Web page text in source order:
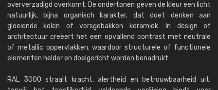
oververzadigd overkomt. De ondertonen geven de kleur een licht
natuurlijk, bijna organisch karakter, dat doet denken aan
gloeiende kolen of versgebakken keramiek. In design of
architectuur creëert het een opvallend contrast met neutrale
of metallic oppervlakken, waardoor structurele of functionele
elementen helder en doelgericht worden benadrukt.
RAL 3000 straalt kracht, alertheid en betrouwbaarheid uit,